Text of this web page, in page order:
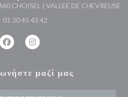
CHOISEL | VALLEE DE CHEVREUSE
01 30 45 43 42
Facebook ((ανοίγει σε νέο παράθυρο))
Instagram ((ανοίγει σε νέο
μαζί μας